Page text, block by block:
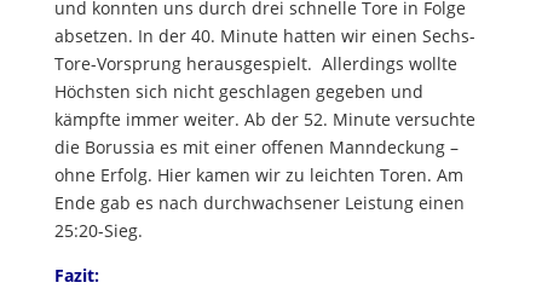
und konnten uns durch drei schnelle Tore in Folge
absetzen. In der 40. Minute hatten wir einen Sechs-
Tore-Vorsprung herausgespielt. Allerdings wollte
Höchsten sich nicht geschlagen gegeben und
kämpfte immer weiter. Ab der 52. Minute versuchte
die Borussia es mit einer offenen Manndeckung –
ohne Erfolg. Hier kamen wir zu leichten Toren. Am
Ende gab es nach durchwachsener Leistung einen
25:20-Sieg.
Fazit: